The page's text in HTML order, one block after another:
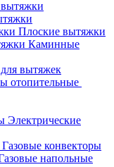
Плоские вытяжки
Каминные
вытяжек
отопительные
Электрические
Газовые конвекторы
напольные